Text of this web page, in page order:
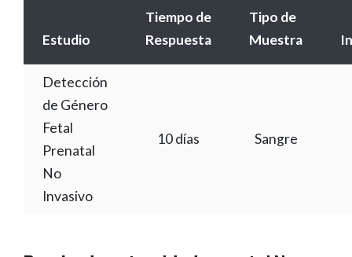
Estudio
Tiempo de
Respuesta
Tipo de
Muestra
Detección
de Género
Fetal
Prenatal
No
Invasivo
10 días Sangre